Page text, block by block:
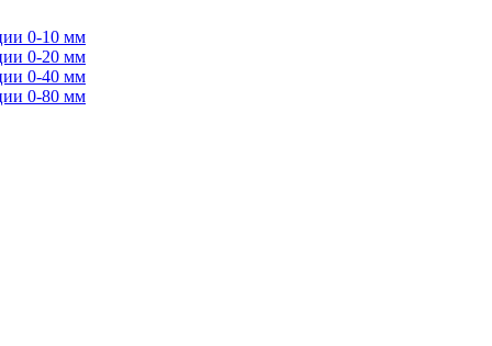
0-10 мм
0-20 мм
0-40 мм
0-80 мм